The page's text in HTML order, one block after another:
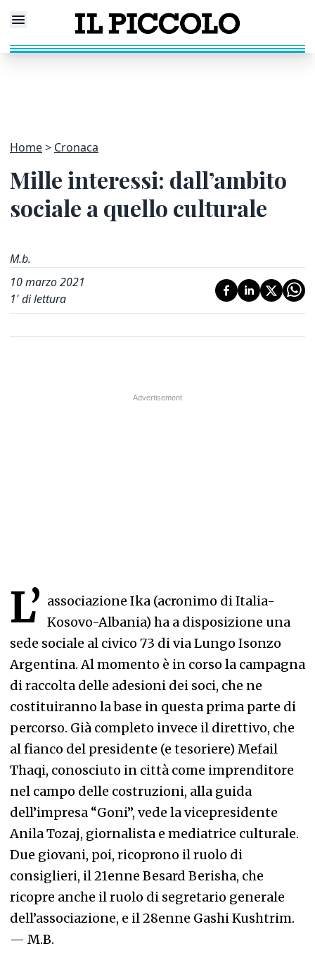
Home Cronaca
Mille interessi: dall’ambito
sociale a quello culturale
M.b.
10 marzo 2021
1' di lettura
L’ associazione Ika (acronimo di Italia-
Kosovo-Albania) ha a disposizione una
sede sociale al civico 73 di via Lungo Isonzo
Argentina. Al momento è in corso la campagna
di raccolta delle adesioni dei soci, che ne
costituiranno la base in questa prima parte di
percorso. Già completo invece il direttivo, che
al fianco del presidente (e tesoriere) Mefail
Thaqi, conosciuto in città come imprenditore
nel campo delle costruzioni, alla guida
dell’impresa “Goni”, vede la vicepresidente
Anila Tozaj, giornalista e mediatrice culturale.
Due giovani, poi, ricoprono il ruolo di
consiglieri, il 21enne Besard Berisha, che
ricopre anche il ruolo di segretario generale
dell’associazione, e il 28enne Gashi Kushtrim.
— M.B.